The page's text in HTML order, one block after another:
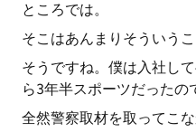
ところでは。
そこはあんまりそういう
そうですね。僕は入社し
ら3年半スポーツだったの
全然警察取材を取ってこな